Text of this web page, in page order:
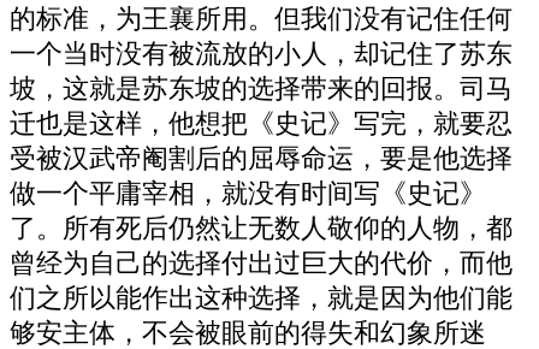
的标准，为王襄所用。但我们没有记住任何
一个当时没有被流放的小人，却记住了苏东
坡，这就是苏东坡的选择带来的回报。司马
迁也是这样，他想把《史记》写完，就要忍
受被汉武帝阉割后的屈辱命运，要是他选择
做一个平庸宰相，就没有时间写《史记》
了。所有死后仍然让无数人敬仰的人物，都
曾经为自己的选择付出过巨大的代价，而他
们之所以能作出这种选择，就是因为他们能
够安主体，不会被眼前的得失和幻象所迷